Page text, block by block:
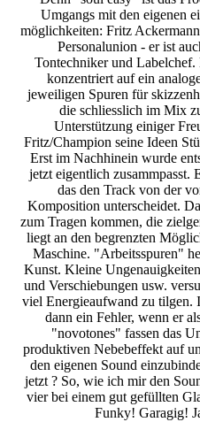
Umgangs mit den eigenen
möglichkeiten: Fritz
Personalunion - er ist
Tontechniker und
konzentriert auf ein
jeweiligen Spuren für
die schliesslich im Mix
Unterstützung einiger
Fritz/Champion seine Ideen
Erst im Nachhinein wurde
jetzt eigentlich zusammpasst.
das den Track von der
Komposition unterscheidet.
zum Tragen kommen, die
liegt an den begrenzten
Maschine. "Arbeitsspuren"
Kunst. Kleine
und Verschiebungen usw.
viel Energieaufwand zu tilgen.
dann ein Fehler, wenn er
"novotones" fassen das
produktiven Nebebeffekt auf
den eigenen Sound
jetzt ? So, wie ich mir den
vier bei einem gut gefüllten
Funky! Garagig!